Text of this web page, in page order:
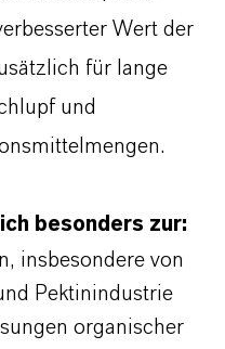
Wert der
für lange
und
besonders zur:
insbesondere von
Pektinindustrie
organischer